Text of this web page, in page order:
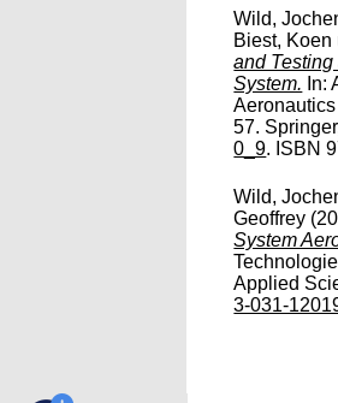
Wild,
Biest, Koen
and
System. In:
57.
0_9. ISBN
Wild,
Geoffrey
System
Applied
3-031-